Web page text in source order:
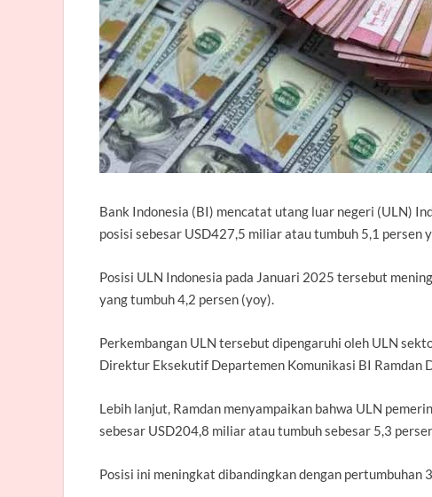
Bank Indonesia (BI) mencatat utang luar negeri (ULN)
posisi sebesar USD427,5 miliar atau tumbuh 5,1 persen
Posisi ULN Indonesia pada Januari 2025 tersebut
yang tumbuh 4,2 persen (yoy).
Perkembangan ULN tersebut dipengaruhi oleh ULN
Direktur Eksekutif Departemen Komunikasi BI Ramdan
Lebih lanjut, Ramdan menyampaikan bahwa ULN
sebesar USD204,8 miliar atau tumbuh sebesar 5,3
Posisi ini meningkat dibandingkan dengan pertumbuhan